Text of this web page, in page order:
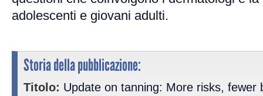
adolescenti e giovani adulti.
Storia della pubblicazione:
Titolo: Update on tanning: More risks, fewer